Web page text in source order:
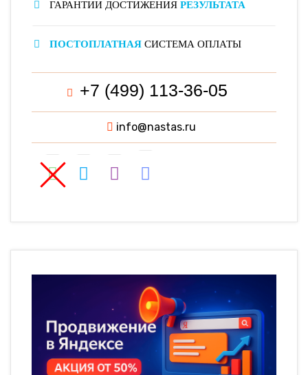
ГАРАНТИИ ДОСТИЖЕНИЯ РЕЗУЛЬТАТА
ПОСТОПЛАТНАЯ СИСТЕМА ОПЛАТЫ
+7 (499) 113-36-05
info@nastas.ru